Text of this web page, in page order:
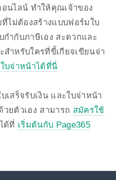
นไลน์ ทำให้คุณเจ้าของ
ไม่ต้องสร้างแบบฟอร์มใบ
กำกับภาษีเอง สะดวกและ
ำหรับใครที่ขี้เกียจเขียนจ่า
บจ่าหน้าได้ที่นี่
เสร็จรับเงิน และใบจ่าหน้า
ยตัวเอง สามารถ สมัครใช้
ด้ที่ เริ่มต้นกับ Page365